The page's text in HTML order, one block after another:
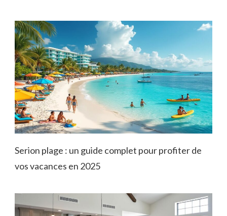
Serion plage : un guide complet pour profiter de
vos vacances en 2025